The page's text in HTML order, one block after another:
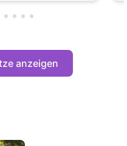
anzeigen